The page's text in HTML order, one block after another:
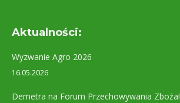
Aktualności:
Wyzwanie Agro 2026
16.05.2026
Demetra na Forum Przechowywania Zboża!